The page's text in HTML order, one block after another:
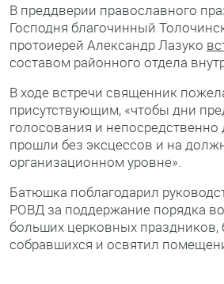
В преддверии православного
Господня благочинный
протоиерей Александр Лазуко
составом районного отдела
В ходе встречи священник
присутствующим, «чтобы дни
голосования и
прошли без эксцессов и на
организационном уровне».
Батюшка поблагодарил
РОВД за поддержание порядка
больших церковных праздников,
собравшихся и освятил